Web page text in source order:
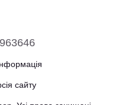
сайту